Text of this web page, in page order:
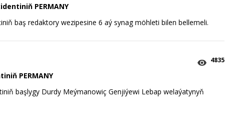
PERMANY
baş redaktory wezipesine 6 aý synag möhleti bilen bellemeli.
4835
PERMANY
başlygy Durdy Meýmanowiç Genjiýewi Lebap welaýatynyň